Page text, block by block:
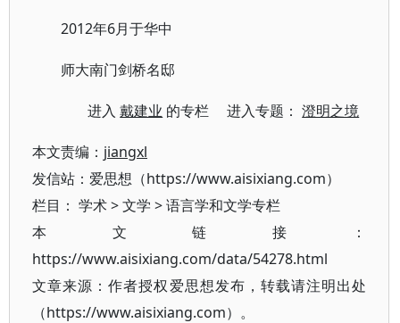
2012年6月于华中
师大南门剑桥名邸
进入戴建业 的专栏 进入专题：澄明之境
本文责编： jiangxl
发信站：爱思想（https://www.aisixiang.com）
栏目： 学术>文学 >语言学和文学专栏
本文链接：
https://www.aisixiang.com/data/54278.html
文章来源：作者授权爱思想发布，转载请注明出处
（https://www.aisixiang.com）。